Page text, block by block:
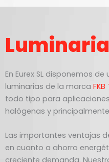
En Eurex SL disponemos
luminarias de la marca
todo tipo para
halógenas y principalmente
Las importantes ventajas
en cuanto a ahorro